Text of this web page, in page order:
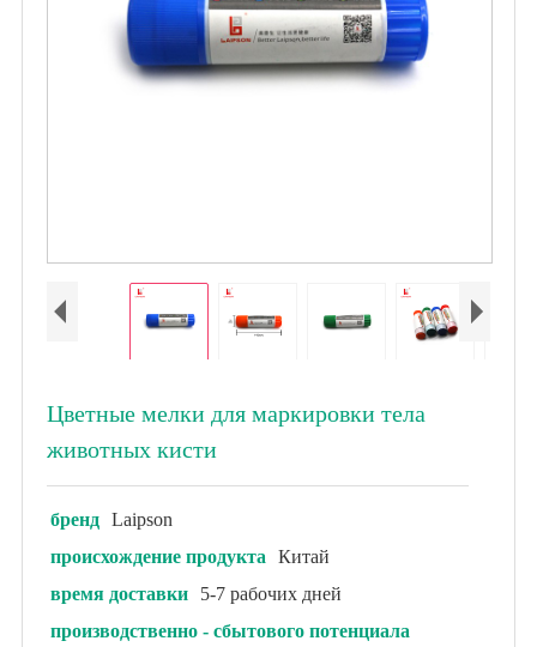
Цветные мелки для маркировки тела
животных кисти
бренд Laipson
происхождение продукта
Китай
время доставки
5-7 рабочих дней
производственно - сбытового потенциала